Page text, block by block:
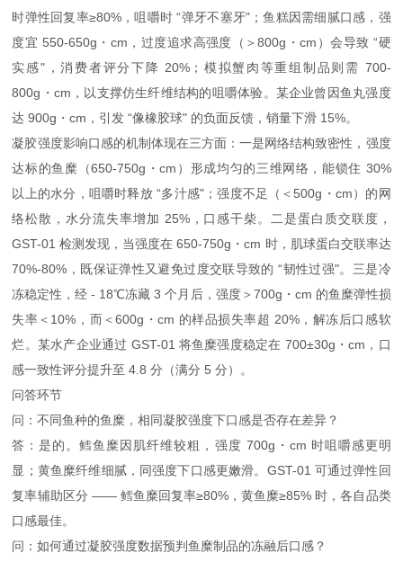
时弹性回复率≥80%，咀嚼时 “弹牙不塞牙"；鱼糕因需细腻口感，强
度宜 550-650g・cm，过度追求高强度（＞800g・cm）会导致 “硬
实感"，消费者评分下降 20%；模拟蟹肉等重组制品则需 700-
800g・cm，以支撑仿生纤维结构的咀嚼体验。某企业曾因鱼丸强度
达 900g・cm，引发 “像橡胶球" 的负面反馈，销量下滑 15%。
凝胶强度影响口感的机制体现在三方面：一是网络结构致密性，强度
达标的鱼糜（650-750g・cm）形成均匀的三维网络，能锁住 30%
以上的水分，咀嚼时释放 “多汁感"；强度不足（＜500g・cm）的网
络松散，水分流失率增加 25%，口感干柴。二是蛋白质交联度，
GST-01 检测发现，当强度在 650-750g・cm 时，肌球蛋白交联率达
70%-80%，既保证弹性又避免过度交联导致的 “韧性过强"。三是冷
冻稳定性，经 - 18℃冻藏 3 个月后，强度＞700g・cm 的鱼糜弹性损
失率＜10%，而＜600g・cm 的样品损失率超 20%，解冻后口感软
烂。某水产企业通过 GST-01 将鱼糜强度稳定在 700±30g・cm，口
感一致性评分提升至 4.8 分（满分 5 分）。
问答环节
问：不同鱼种的鱼糜，相同凝胶强度下口感是否存在差异？
答：是的。鳕鱼糜因肌纤维较粗，强度 700g・cm 时咀嚼感更明
显；黄鱼糜纤维细腻，同强度下口感更嫩滑。GST-01 可通过弹性回
复率辅助区分 —— 鳕鱼糜回复率≥80%，黄鱼糜≥85% 时，各自品类
口感最佳。
问：如何通过凝胶强度数据预判鱼糜制品的冻融后口感？